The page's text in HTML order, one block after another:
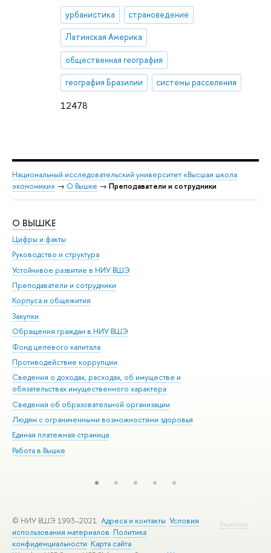
12478
урбанистика страноведение
Латинская Америка
общественная география
география Бразилии системы расселения
Национальный исследовательский университет «Высшая школа
экономики» → О Вышке → Преподаватели и сотрудники
О ВЫШКЕ
Цифры и факты
Руководство и структура
Устойчивое развитие в НИУ ВШЭ
Преподаватели и сотрудники
Корпуса и общежития
Закупки
Обращения граждан в НИУ ВШЭ
Фонд целевого капитала
Противодействие коррупции
Сведения о доходах, расходах, об имуществе и
обязательствах имущественного характера
Сведения об образовательной организации
Людям с ограниченными возможностями здоровья
Единая платежная страница
Работа в Вышке
Редактору
© НИУ ВШЭ 1993–2021 Адреса и контакты Условия
использования материалов Политика
конфиденциальности Карта сайта